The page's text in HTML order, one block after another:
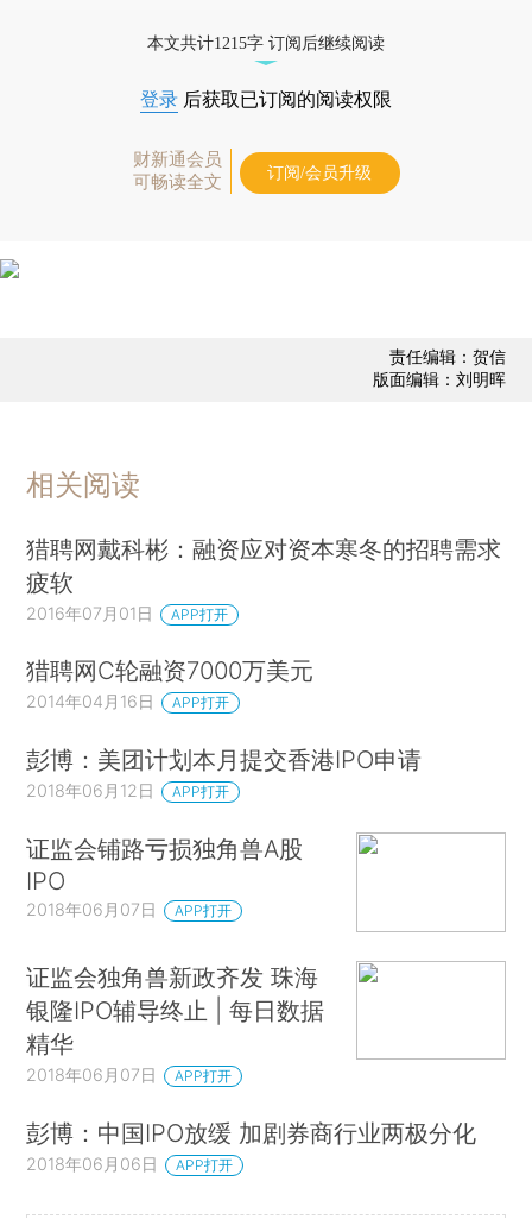
本文共计1215字 订阅后继续阅读
登录 后获取已订阅的阅读权限
财新通会员
可畅读全文
订阅/会员升级
责任编辑：贺信
版面编辑：刘明晖
相关阅读
猎聘网戴科彬：融资应对资本寒冬的招聘需求
疲软
2016年07月01日 APP打开
猎聘网C轮融资7000万美元
2014年04月16日 APP打开
彭博：美团计划本月提交香港IPO申请
2018年06月12日 APP打开
证监会铺路亏损独角兽A股
IPO
2018年06月07日 APP打开
证监会独角兽新政齐发 珠海
银隆IPO辅导终止 | 每日数据
精华
2018年06月07日 APP打开
彭博：中国IPO放缓 加剧券商行业两极分化
2018年06月06日 APP打开